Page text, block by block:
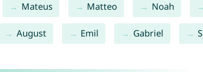
Mateus Matteo Noah
August Emil Gabriel